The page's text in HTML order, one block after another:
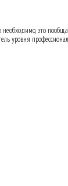
необходимо, это
уровня